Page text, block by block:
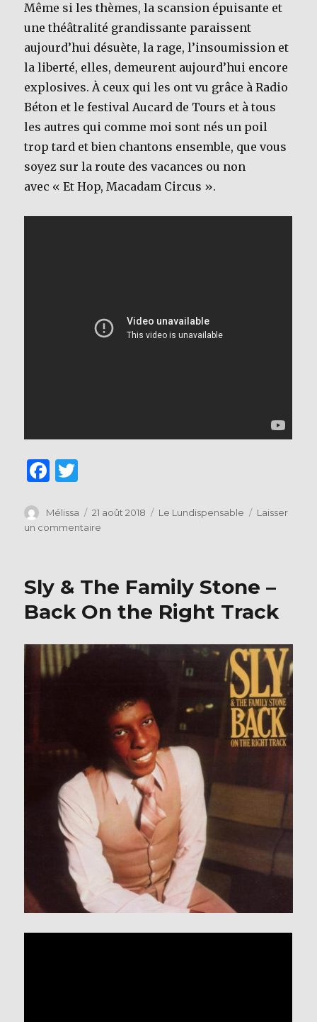
Même si les thèmes, la scansion épuisante et
une théâtralité grandissante paraissent
aujourd’hui désuète, la rage, l’insoumission et
la liberté, elles, demeurent aujourd’hui encore
explosives. À ceux qui les ont vu grâce à Radio
Béton et le festival Aucard de Tours et à tous
les autres qui comme moi sont nés un poil
trop tard et bien chantons ensemble, que vous
soyez sur la route des vacances ou non
avec « Et Hop, Macadam Circus ».
F
c
e
o
o
it
te
Auteur
Mélissa
Publié
le
21 août 2018 Catégories
Le Lundispensable
Laisser
un commentaire
Abracadaboum
Sly & The Family Stone –
Back On the Right Track